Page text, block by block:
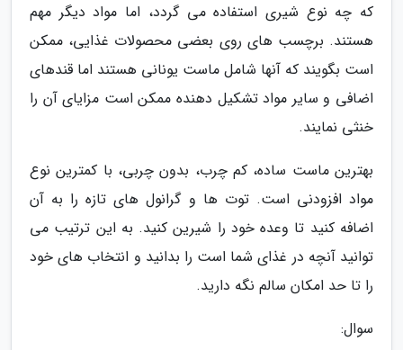
که چه نوع شیری استفاده می گردد، اما مواد دیگر مهم
هستند. برچسب های روی بعضی محصولات غذایی، ممکن
است بگویند که آنها شامل ماست یونانی هستند اما قندهای
اضافی و سایر مواد تشکیل دهنده ممکن است مزایای آن را
خنثی نمایند.
بهترین ماست ساده، کم چرب، بدون چربی، با کمترین نوع
مواد افزودنی است. توت ها و گرانول های تازه را به آن
اضافه کنید تا وعده خود را شیرین کنید. به این ترتیب می
توانید آنچه در غذای شما است را بدانید و انتخاب های خود
را تا حد امکان سالم نگه دارید.
سوال: